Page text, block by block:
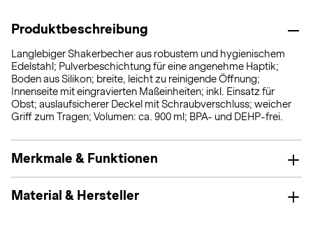
Produktbeschreibung
Langlebiger Shakerbecher aus robustem und hygienischem
Edelstahl; Pulverbeschichtung für eine angenehme Haptik;
Boden aus Silikon; breite, leicht zu reinigende Öffnung;
Innenseite mit eingravierten Maßeinheiten; inkl. Einsatz für
Obst; auslaufsicherer Deckel mit Schraubverschluss; weicher
Griff zum Tragen; Volumen: ca. 900 ml; BPA- und DEHP-frei.
Merkmale & Funktionen
Material & Hersteller